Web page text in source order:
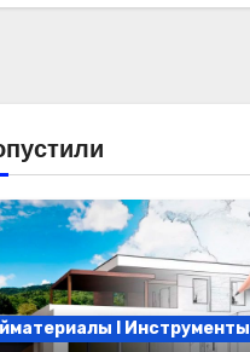
l Инструменты